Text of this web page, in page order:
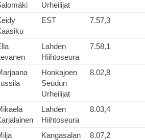
Urheilijat
EST 7.57,3
Lahden
Hiihtoseura
7.58,1
Honkajoen
Seudun
Urheilijat
8.02,8
Lahden
Hiihtoseura
8.03,4
Kangasalan
8.07,2